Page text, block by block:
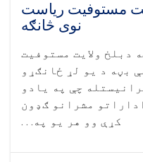
مستوفیت ریاست
نوی څانګه
دبلخ ولایت مستوفیت
بڼه د یو لړ ځانګړو
چې په یادو
مشرانو ګډون
کړې وو هر یو په. . .